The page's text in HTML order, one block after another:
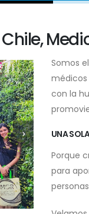
Somos
médicos
con la
UNA
Porque
para